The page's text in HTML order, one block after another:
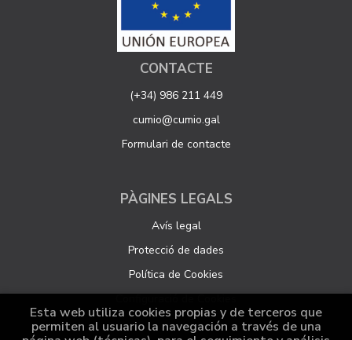
CONTACTE
(+34) 986 211 449
cumio@cumio.gal
Formulari de contacte
PÀGINES LEGALS
Avís legal
Protecció de dades
Política de Cookies
Esta web utiliza cookies propias y de terceros que
permiten al usuario la navegación a través de una